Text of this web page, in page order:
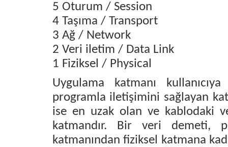
5 Oturum / Session
4 Taşıma / Transport
3 Ağ / Network
2 Veri iletim / Data Link
1 Fiziksel / Physical
Uygulama katmanı
programla iletişimini sağlayan
ise en uzak olan ve kablodaki
katmandır. Bir veri demeti,
katmanından fiziksel katmana